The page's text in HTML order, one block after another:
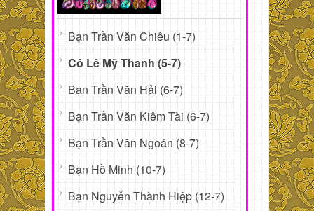
Bạn Trần Văn Chiêu (1-7)
Cô Lê Mỹ Thanh (5-7)
Bạn Trần Văn Hải (6-7)
Bạn Trần Văn Kiêm Tài (6-7)
Bạn Trần Văn Ngoán (8-7)
Bạn Hồ Minh (10-7)
Bạn Nguyễn Thành Hiệp (12-7)